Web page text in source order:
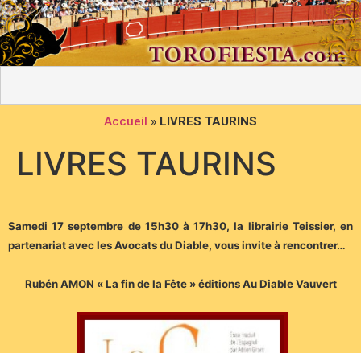
Accueil » LIVRES TAURINS
LIVRES TAURINS
Samedi 17 septembre de 15h30 à 17h30,la librairie Teissier, en
partenariat avec les Avocats du Diable, vous invite à rencontrer…
Rubén AMON « La fin de la Fête » éditions Au Diable Vauvert